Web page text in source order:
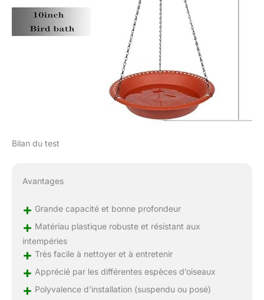
Bilan du test
Avantages
+ Grande capacité et bonne profondeur
+ Matériau plastique robuste et résistant aux
intempéries
+ Très facile à nettoyer et à entretenir
+ Apprécié par les différentes espèces d’oiseaux
+ Polyvalence d’installation (suspendu ou posé)